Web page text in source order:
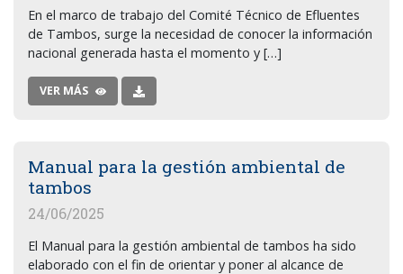
En el marco de trabajo del Comité Técnico de Efluentes
de Tambos, surge la necesidad de conocer la información
nacional generada hasta el momento y […]
VER MÁS
Manual para la gestión ambiental de
tambos
24/06/2025
El Manual para la gestión ambiental de tambos ha sido
elaborado con el fin de orientar y poner al alcance de